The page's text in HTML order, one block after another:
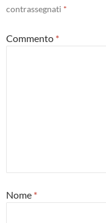
contrassegnati *
Commento *
Nome *